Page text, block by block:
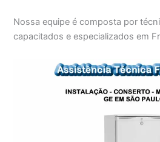
Nossa equipe é composta por
capacitados e especializados em